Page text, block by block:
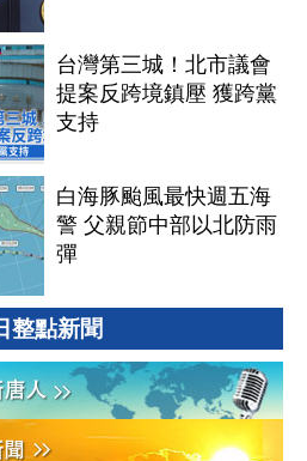
台灣第三城！北市議會
提案反跨境鎮壓 獲跨黨
支持
白海豚颱風最快週五海
警 父親節中部以北防雨
彈
整點新聞